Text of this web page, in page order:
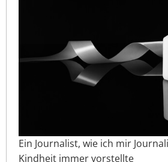
Ein Journalist, wie ich mir
Kindheit immer vorstellte